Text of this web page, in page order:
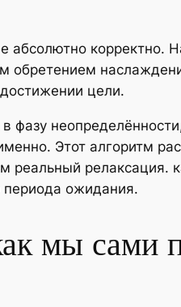
абсолютно корректно.
обретением
цели.
фазу
Этот алгоритм
реальный релаксация.
периода ожидания.
мы сами